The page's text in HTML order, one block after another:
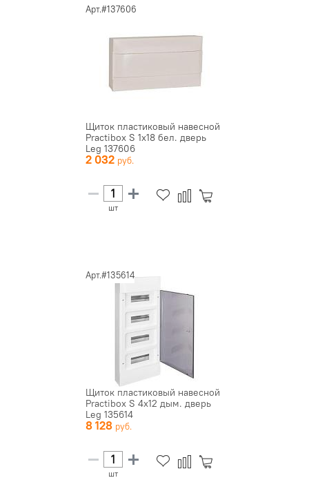
Арт.#137606
Щиток пластиковый навесной
Practibox S 1х18 бел. дверь
Leg 137606
2 032
шт
Арт.#135614
Щиток пластиковый навесной
Practibox S 4х12 дым. дверь
Leg 135614
8 128
шт